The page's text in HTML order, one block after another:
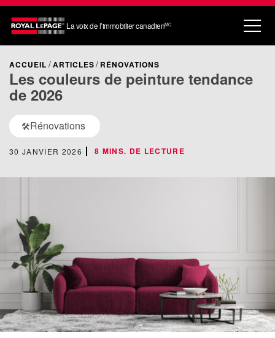
La voix de l’immobilier canadienMC
ACCUEIL ARTICLES RÉNOVATIONS
Les couleurs de peinture tendance
de 2026
🛠️Rénovations
30 JANVIER 2026 8 MINS. DE LECTURE